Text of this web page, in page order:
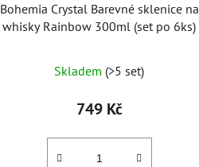
Bohemia Crystal Barevné sklenice na
whisky Rainbow 300ml (set po 6ks)
Skladem (>5 set)
749 Kč